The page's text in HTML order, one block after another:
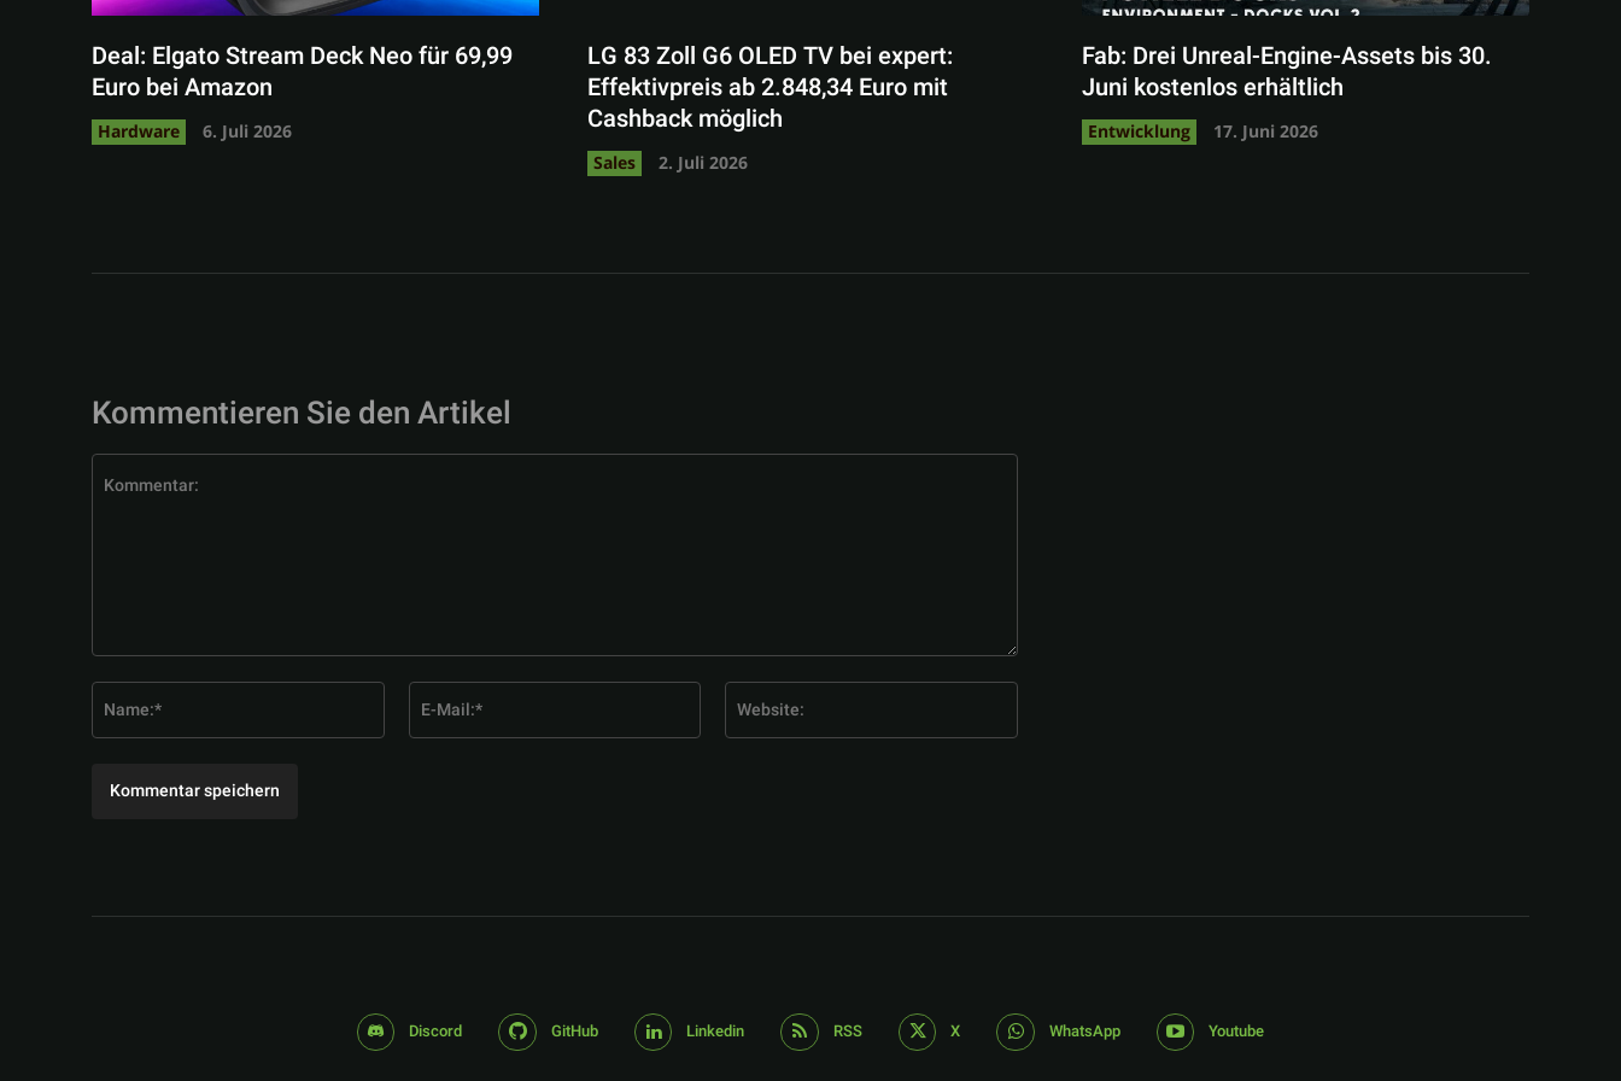
Deal: Elgato Stream Deck Neo für 69,99
Euro bei Amazon
Hardware 6. Juli 2026
LG 83 Zoll G6 OLED TV bei expert:
Effektivpreis ab 2.848,34 Euro mit
Cashback möglich
Sales 2. Juli 2026
Fab: Drei Unreal-Engine-Assets bis 30.
Juni kostenlos erhältlich
Entwicklung 17. Juni 2026
Kommentieren Sie den Artikel
Mail:*
Discord GitHub Linkedin RSS X WhatsApp Youtube